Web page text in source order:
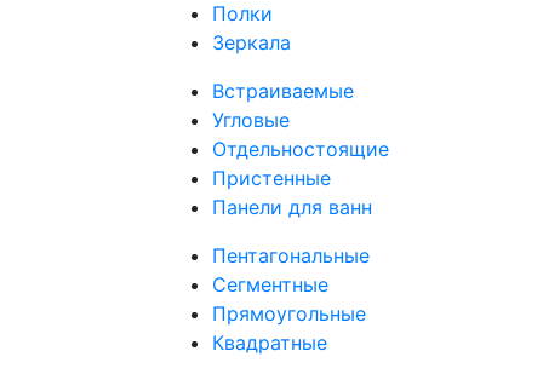
Полки
Зеркала
Встраиваемые
Угловые
Отдельностоящие
Пристенные
Панели для ванн
Пентагональные
Сегментные
Прямоугольные
Квадратные